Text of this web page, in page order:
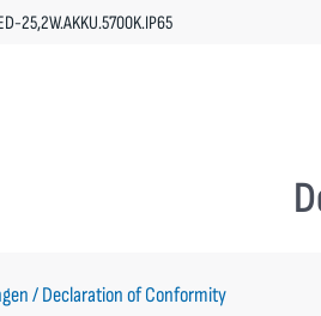
25,2W.AKKU.5700K.IP65
/ Declaration of Conformity